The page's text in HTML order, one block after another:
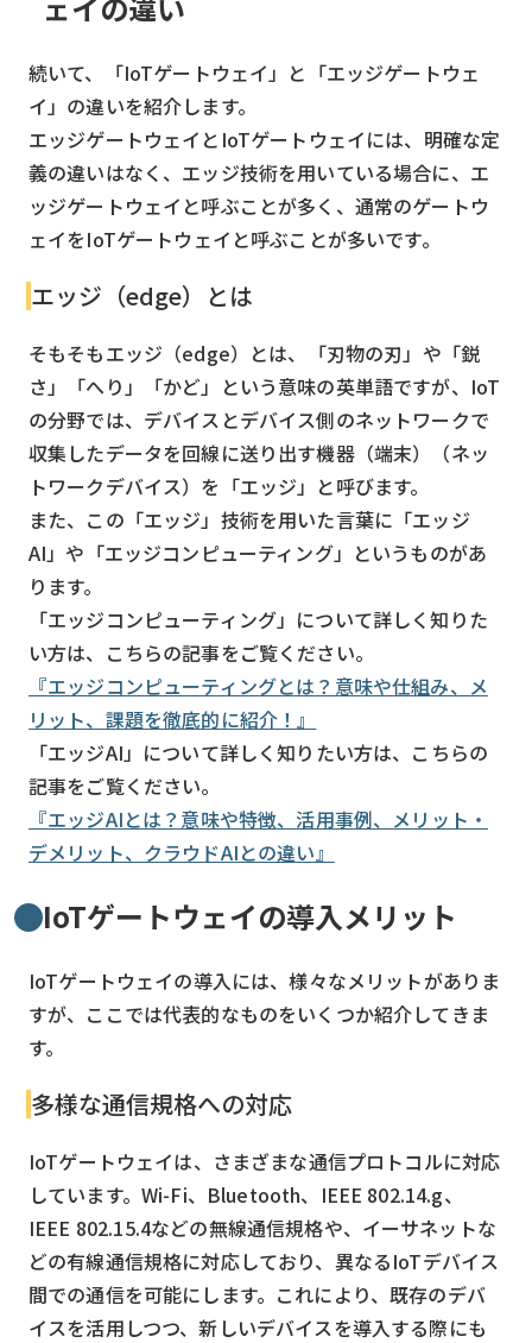
続いて、「IoTゲートウェイ」と「エッジゲートウェ
イ」の違いを紹介します。
エッジゲートウェイとIoTゲートウェイには、明確な定
義の違いはなく、エッジ技術を用いている場合に、エ
ッジゲートウェイと呼ぶことが多く、通常のゲートウ
ェイをIoTゲートウェイと呼ぶことが多いです。
エッジ（edge）とは
そもそもエッジ（edge）とは、「刃物の刃」や「鋭
さ」「へり」「かど」という意味の英単語ですが、IoT
の分野では、デバイスとデバイス側のネットワークで
収集したデータを回線に送り出す機器（端末）（ネッ
トワークデバイス）を「エッジ」と呼びます。
また、この「エッジ」技術を用いた言葉に「エッジ
AI」や「エッジコンピューティング」というものがあ
ります。
「エッジコンピューティング」について詳しく知りた
い方は、こちらの記事をご覧ください。
『エッジコンピューティングとは？意味や仕組み、メ
リット、課題を徹底的に紹介！』
「エッジAI」について詳しく知りたい方は、こちらの
記事をご覧ください。
『エッジAIとは？意味や特徴、活用事例、メリット・
デメリット、クラウドAIとの違い』
IoTゲートウェイの導入メリット
IoTゲートウェイの導入には、様々なメリットがありま
すが、ここでは代表的なものをいくつか紹介してきま
す。
多様な通信規格への対応
IoTゲートウェイは、さまざまな通信プロトコルに対応
しています。Wi-Fi、Bluetooth、IEEE 802.14.g、
IEEE 802.15.4などの無線通信規格や、イーサネットな
どの有線通信規格に対応しており、異なるIoTデバイス
間での通信を可能にします。これにより、既存のデバ
イスを活用しつつ、新しいデバイスを導入する際にも